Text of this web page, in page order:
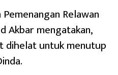
Relawan
Akbar mengatakan,
dihelat untuk menutup